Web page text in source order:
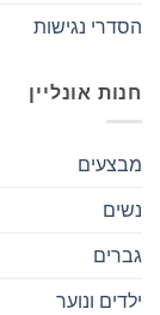
הסדרי נגישות
חנות אונליין
מבצעים
נשים
גברים
ילדים ונוער